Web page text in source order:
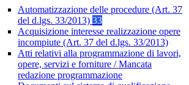
Automatizzazione delle procedure (Art. 37
del d.lgs. 33/2013) 33
Acquisizione interesse realizzazione opere
incompiute (Art. 37 del d.lgs. 33/2013)
Atti relativi alla programmazione di lavori,
opere, servizi e forniture / Mancata
redazione programmazione